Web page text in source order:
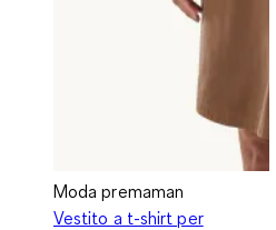
Moda premaman
Vestito a t-shirt per